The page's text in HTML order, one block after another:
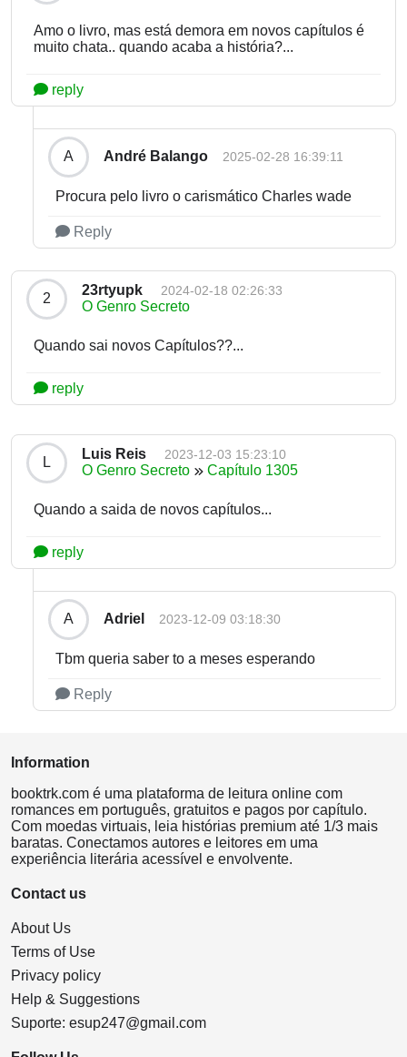
Amo o livro, mas está demora em novos capítulos é
muito chata.. quando acaba a história?...
reply
A André Balango 2025-02-28 16:39:11
Procura pelo livro o carismático Charles wade
Reply
2
23rtyupk 2024-02-18 02:26:33
O Genro Secreto
Quando sai novos Capítulos??...
reply
L
Luis Reis 2023-12-03 15:23:10
O Genro Secreto Capítulo 1305
Quando a saida de novos capítulos...
reply
A Adriel 2023-12-09 03:18:30
Tbm queria saber to a meses esperando
Reply
Information
booktrk.com é uma plataforma de leitura online com
romances em português, gratuitos e pagos por capítulo.
Com moedas virtuais, leia histórias premium até 1/3 mais
baratas. Conectamos autores e leitores em uma
experiência literária acessível e envolvente.
Contact us
About Us
Terms of Use
Privacy policy
Help & Suggestions
Suporte: esup247@gmail.com